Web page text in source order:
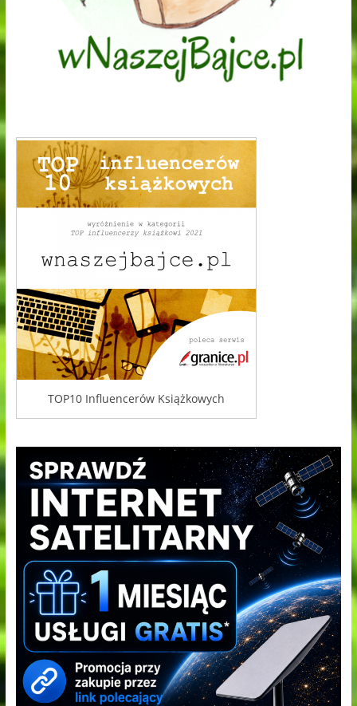
TOP10 Influencerów Książkowych